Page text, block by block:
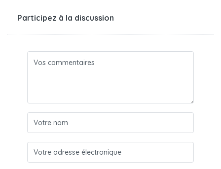
Participez à la discussion